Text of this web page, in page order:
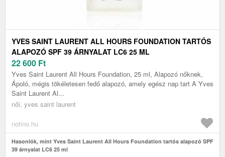
YVES SAINT LAURENT ALL HOURS FOUNDATION TARTÓS
ALAPOZÓ SPF 39 ÁRNYALAT LC6 25 ML
22 600 Ft
Yves Saint Laurent All Hours Foundation, 25 ml, Alapozó nőknek,
Ápoló, mégis tökéletesen fedő alapozó, amely egész nap tart A Yves
Saint Laurent Al...
női, yves saint laurent
notino.hu
Hasonlók, mint Yves Saint Laurent All Hours Foundation tartós alapozó SPF
39 árnyalat LC6 25 ml